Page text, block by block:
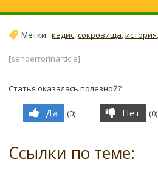
Метки: кадис сокровища история
[senderrorinarticle]
Статья оказалась полезной?
Да (0) Нет (0)
Ссылки по теме: